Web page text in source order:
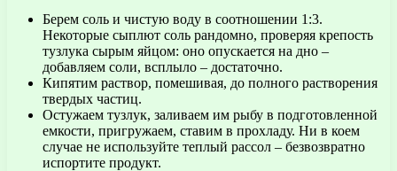
Берем соль и чистую воду в соотношении 1:3.
Некоторые сыплют соль рандомно, проверяя крепость
тузлука сырым яйцом: оно опускается на дно –
добавляем соли, всплыло – достаточно.
Кипятим раствор, помешивая, до полного растворения
твердых частиц.
Остужаем тузлук, заливаем им рыбу в подготовленной
емкости, пригружаем, ставим в прохладу. Ни в коем
случае не используйте теплый рассол – безвозвратно
испортите продукт.